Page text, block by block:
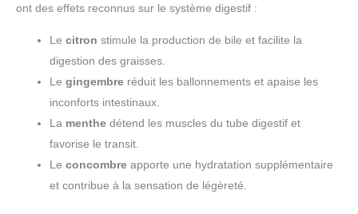
ont des effets reconnus sur le système digestif :
Le citron stimule la production de bile et facilite la
digestion des graisses.
Le gingembre réduit les ballonnements et apaise les
inconforts intestinaux.
La menthe détend les muscles du tube digestif et
favorise le transit.
Le concombre apporte une hydratation supplémentaire
et contribue à la sensation de légèreté.